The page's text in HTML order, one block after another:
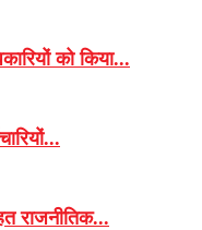
को किया...
राजनीतिक...